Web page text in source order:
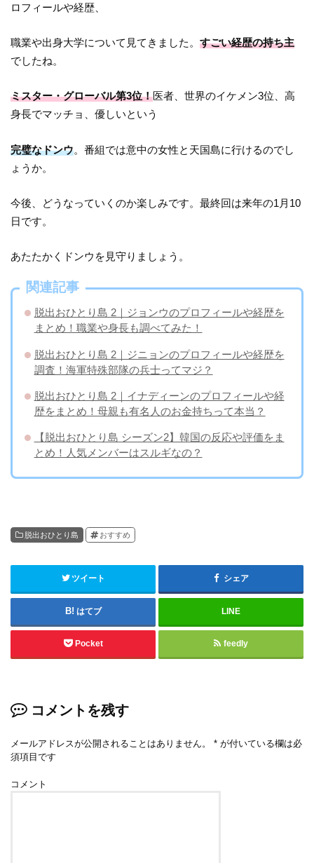
ロフィールや経歴、
職業や出身大学について見てきました。すごい経歴の持ち主
でしたね。
ミスター・グローバル第3位！医者、世界のイケメン3位、高
身長でマッチョ、優しいという
完璧なドンウ。番組では意中の女性と天国島に行けるのでし
ょうか。
今後、どうなっていくのか楽しみです。最終回は来年の1月10
日です。
あたたかくドンウを見守りましょう。
関連記事
脱出おひとり島 2｜ジョンウのプロフィールや経歴を
まとめ！職業や身長も調べてみた！
脱出おひとり島 2｜ジニョンのプロフィールや経歴を
調査！海軍特殊部隊の兵士ってマジ？
脱出おひとり島 2｜イナディーンのプロフィールや経
歴をまとめ！母親も有名人のお金持ちって本当？
【脱出おひとり島 シーズン2】韓国の反応や評価をま
とめ！人気メンバーはスルギなの？
脱出おひとり島 おすすめ
ツイート シェア
はてブ LINE
Pocket feedly
コメントを残す
メールアドレスが公開されることはありません。 * が付いている欄は必
須項目です
コメント